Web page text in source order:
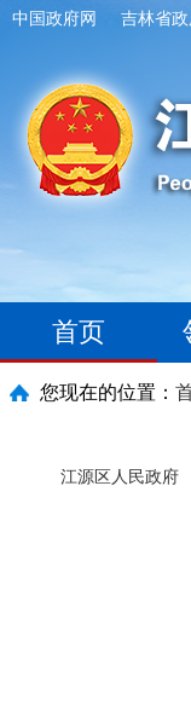
中国政府网 吉林省政
首页
您现在的位置：
江源区人民政府